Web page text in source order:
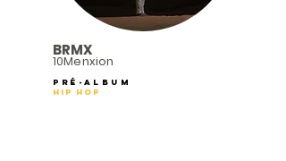
BRMX
10Menxion
Pré-Album
Hip Hop